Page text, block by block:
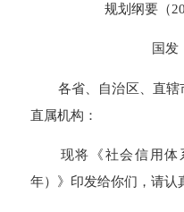
规划纲要（
国发
各省、自治区、直辖
直属机构：
现将《社会信用体
年）》印发给你们，请